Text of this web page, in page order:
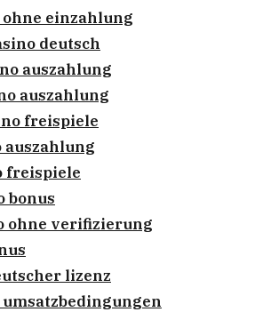
ohne einzahlung
deutsch
auszahlung
auszahlung
freispiele
auszahlung
freispiele
bonus
ohne verifizierung
lizenz
umsatzbedingungen